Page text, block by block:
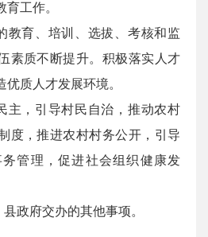
工作。
教育、培训、选拔、考核和监
素质不断提升。积极落实人才
质人才发展环境。
主，引导村民自治，推动农村
度，推进农村村务公开，引导
管理，促进社会组织健康发
县政府交办的其他事项。